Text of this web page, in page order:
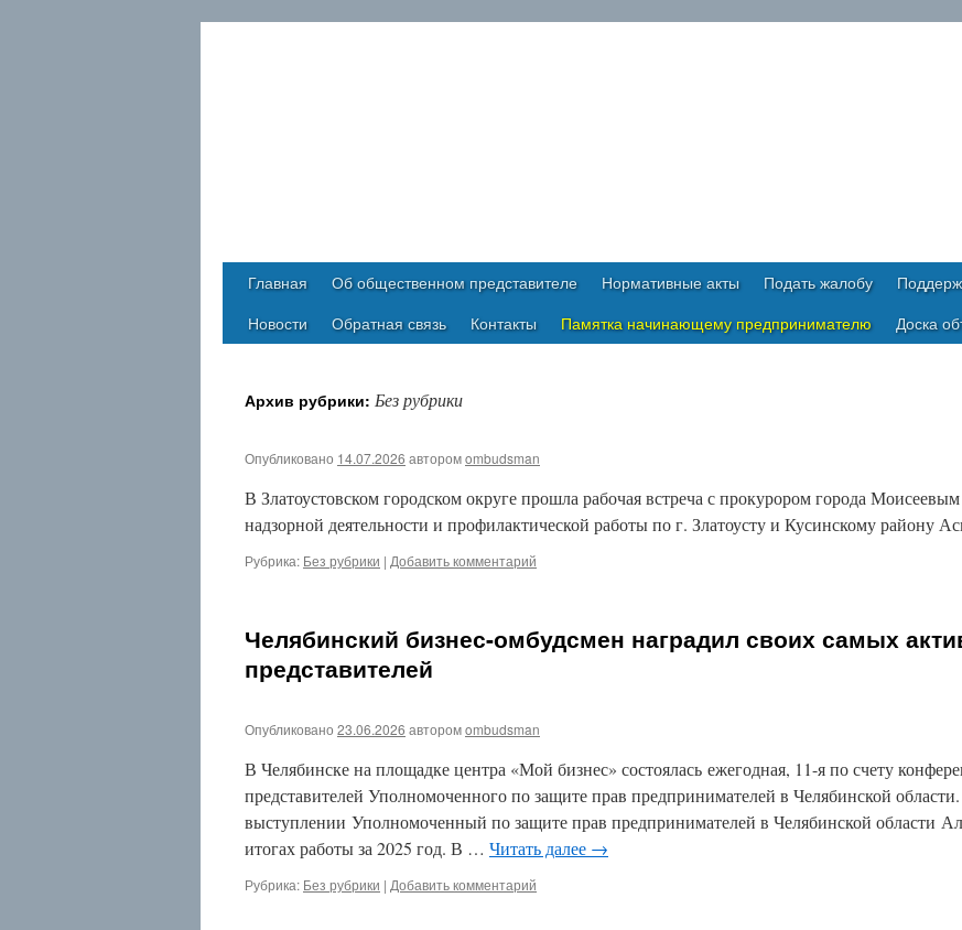
Главная Об общественном представителе Нормативные акты Подать жалобу
Новости
Обратная связь Контакты Памятка начинающему предпринимателю Доска
Архив рубрики: Без рубрики
Опубликовано 14.07.2026 авторомombudsman
В Златоустовском городском округе прошла рабочая встреча с прокурором города
надзорной деятельности и профилактической работы по г. Златоусту и Кусинскому району
Рубрика: Без рубрики | Добавить комментарий
Челябинский бизнес-омбудсмен наградил своих самых
представителей
Опубликовано 23.06.2026 авторомombudsman
В Челябинске на площадке центра «Мой бизнес» состоялась ежегодная, 11-я по счету
представителей Уполномоченного по защите прав предпринимателей в Челябинской
выступлении Уполномоченный по защите прав предпринимателей в Челябинской области
итогах работы за 2025 год. В … Читать далее →
Рубрика: Без рубрики | Добавить комментарий
Архивы
Июль
2026
Июнь
Июль
Декабрь
2024
Ноябрь
Октябрь
Июль
Февраль
2019
Декабрь
Август